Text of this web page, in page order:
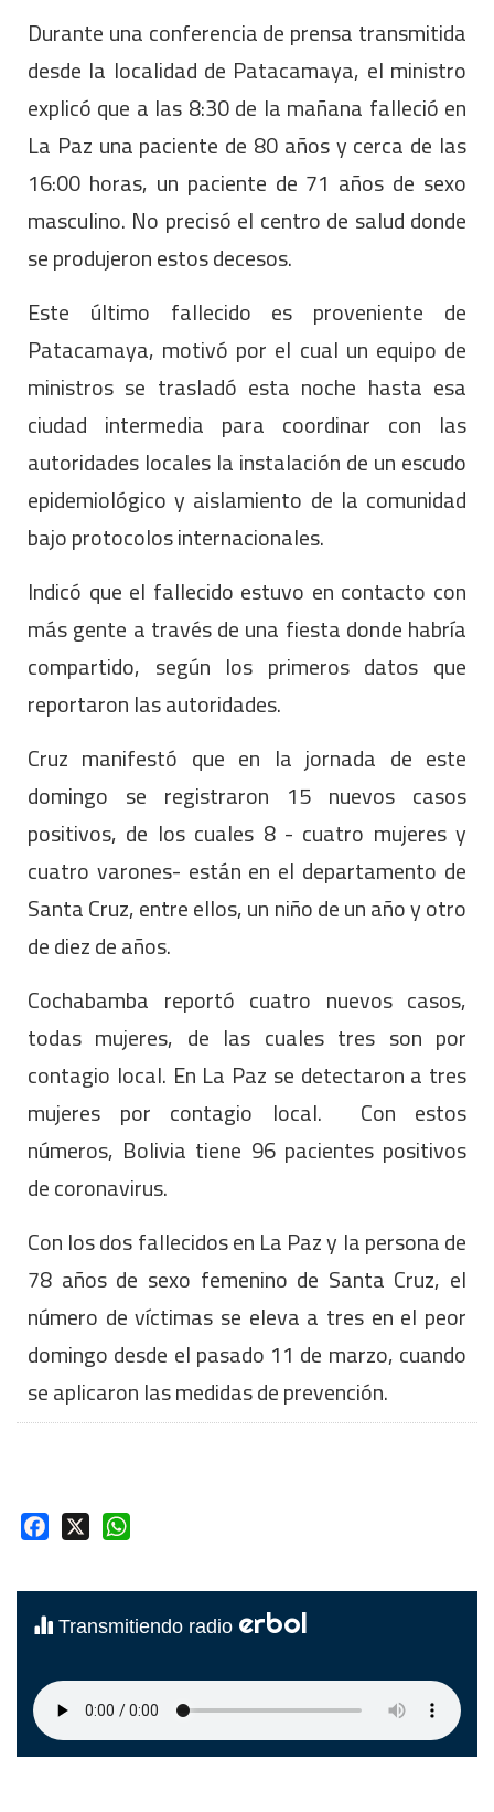
Durante una conferencia de prensa transmitida
desde la localidad de Patacamaya, el ministro
explicó que a las 8:30 de la mañana falleció en
La Paz una paciente de 80 años y cerca de las
16:00 horas, un paciente de 71 años de sexo
masculino. No precisó el centro de salud donde
se produjeron estos decesos.
Este último fallecido es proveniente de
Patacamaya, motivó por el cual un equipo de
ministros se trasladó esta noche hasta esa
ciudad intermedia para coordinar con las
autoridades locales la instalación de un escudo
epidemiológico y aislamiento de la comunidad
bajo protocolos internacionales.
Indicó que el fallecido estuvo en contacto con
más gente a través de una fiesta donde habría
compartido, según los primeros datos que
reportaron las autoridades.
Cruz manifestó que en la jornada de este
domingo se registraron 15 nuevos casos
positivos, de los cuales 8 - cuatro mujeres y
cuatro varones- están en el departamento de
Santa Cruz, entre ellos, un niño de un año y otro
de diez de años.
Cochabamba reportó cuatro nuevos casos,
todas mujeres, de las cuales tres son por
contagio local. En La Paz se detectaron a tres
mujeres por contagio local. Con estos
números, Bolivia tiene 96 pacientes positivos
de coronavirus.
Con los dos fallecidos en La Paz y la persona de
78 años de sexo femenino de Santa Cruz, el
número de víctimas se eleva a tres en el peor
domingo desde el pasado 11 de marzo, cuando
se aplicaron las medidas de prevención.
Facebook
Transmitiendo radio erbol